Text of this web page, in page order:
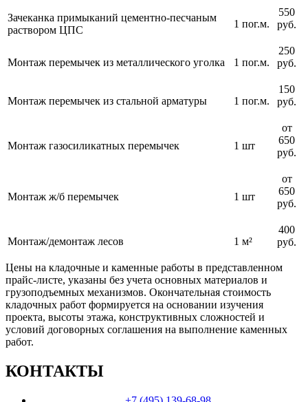
Зачеканка примыканий цементно-песчаным
раствором ЦПС
1 пог.м.
550
руб.
Монтаж перемычек из металлического уголка 1 пог.м.
250
руб.
Монтаж перемычек из стальной арматуры 1 пог.м.
150
руб.
Монтаж газосиликатных перемычек 1 шт
от
650
руб.
Монтаж ж/б перемычек 1 шт
от
650
руб.
Монтаж/демонтаж лесов 1 м²
400
руб.
Цены на кладочные и каменные работы в представленном
прайс-листе, указаны без учета основных материалов и
грузоподъемных механизмов. Окончательная стоимость
кладочных работ формируется на основании изучения
проекта, высоты этажа, конструктивных сложностей и
условий договорных соглашения на выполнение каменных
работ.
КОНТАКТЫ